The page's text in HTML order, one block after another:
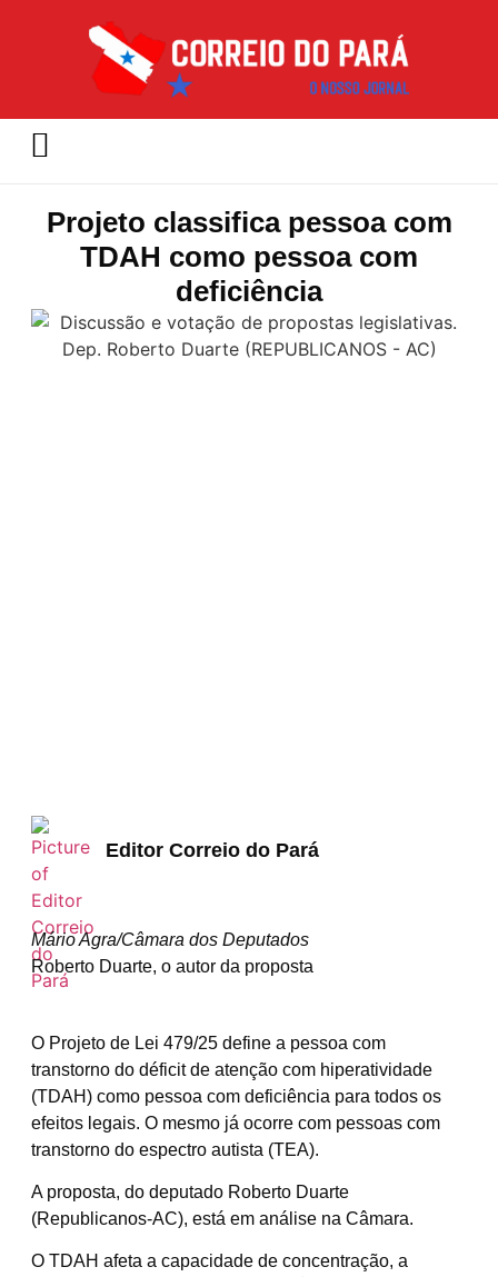
Projeto classifica pessoa com
TDAH como pessoa com
deficiência
Editor Correio do Pará
Mário Agra/Câmara dos Deputados
Roberto Duarte, o autor da proposta
O Projeto de Lei 479/25 define a pessoa com
transtorno do déficit de atenção com hiperatividade
(TDAH) como pessoa com deficiência para todos os
efeitos legais. O mesmo já ocorre com pessoas com
transtorno do espectro autista (TEA).
A proposta, do deputado Roberto Duarte
(Republicanos-AC), está em análise na Câmara.
O TDAH afeta a capacidade de concentração, a